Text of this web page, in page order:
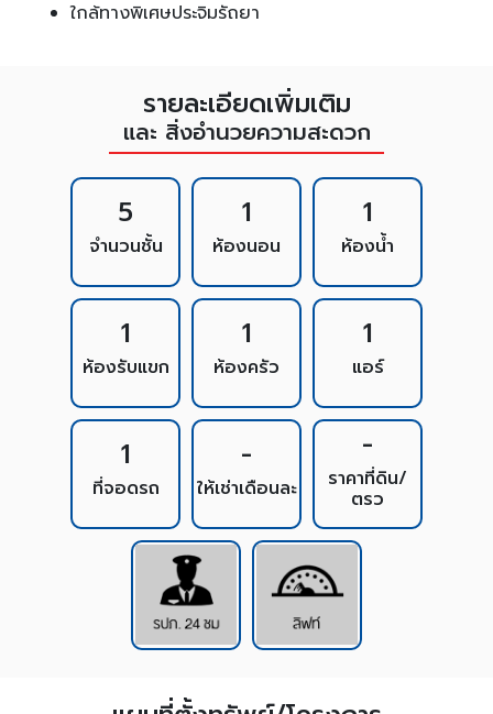
ใกล้ทางพิเศษประจิมรัถยา
รายละเอียดเพิ่มเติม
และ สิ่งอำนวยความสะดวก
5
จำนวนชั้น
1
ห้องนอน
1
ห้องน้ำ
1
ห้องรับแขก
1
ห้องครัว
1
แอร์
1
ที่จอดรถ
-
ให้เช่าเดือนละ
-
ราคาที่ดิน/
ตรว